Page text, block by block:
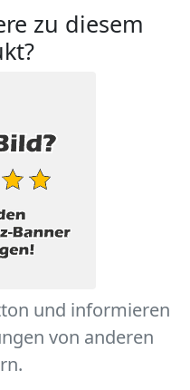
zu diesem
und informieren
von anderen